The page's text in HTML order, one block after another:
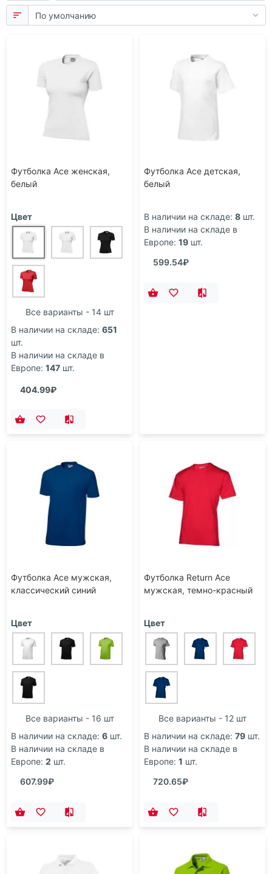
Футболка Ace женская,
белый
Цвет
Все варианты - 14 шт
В наличии на складе: 651
шт.
В наличии на складе в
Европе: 147 шт.
404.99₽
Футболка Ace детская,
белый
В наличии на складе: 8 шт.
В наличии на складе в
Европе: 19 шт.
599.54₽
Футболка Ace мужская,
классический синий
Цвет
Все варианты - 16 шт
В наличии на складе: 6 шт.
В наличии на складе в
Европе: 2 шт.
607.99₽
Футболка Return Ace
мужская, темно-красный
Цвет
Все варианты - 12 шт
В наличии на складе: 79 шт.
В наличии на складе в
Европе: 1 шт.
720.65₽